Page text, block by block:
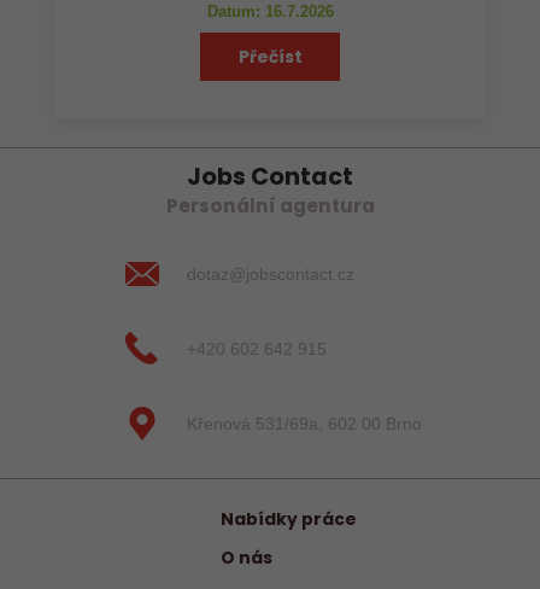
Datum: 16.7.2026
Přečíst
Jobs Contact
Personální agentura
dotaz@jobscontact.cz
+420 602 642 915
Křenová 531/69a, 602 00 Brno
Nabídky práce
O nás